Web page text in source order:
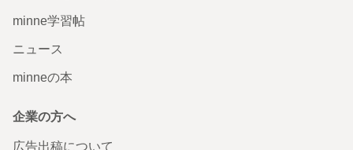
minne学習帖
ニュース
minneの本
企業の方へ
広告出稿について